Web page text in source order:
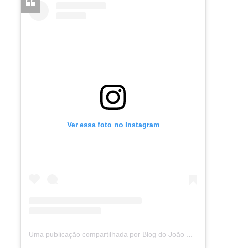
Ver essa foto no Instagram
Uma publicação compartilhada por Blog do João Marcolino (@joaomarcolinoneto)